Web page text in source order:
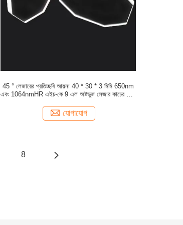
45 ° লেজারের প্রতিচ্ছবি আয়না 40 * 30 * 3 মিমি 650nm
এবং 1064nmHR এইচ-কে 9 এল অষ্টভুজ লেজার কাচের লেন্স
যোগাযোগ
8